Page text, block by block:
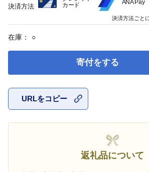
在庫： ○
寄付をする
URLをコピー
返礼品について
決済方法
カード
ANA Pay
決済方法ごと